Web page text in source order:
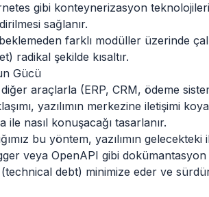
gibi konteynerizasyon
sağlanır.
farklı modüller üzerinde
radikal şekilde kısaltır.
Gücü
araçlarla (ERP, CRM, ödeme
yazılımın merkezine iletişimi
ile nasıl konuşacağı tasarlanır.
bu yöntem, yazılımın
veya OpenAPI gibi dokümantasyon
debt) minimize eder ve